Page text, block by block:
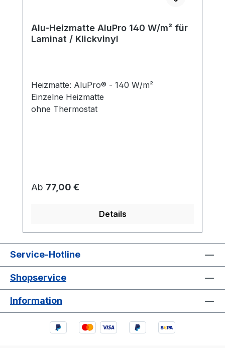
Alu-Heizmatte AluPro 140 W/m² für
Laminat / Klickvinyl
Heizmatte: AluPro® - 140 W/m²
Einzelne Heizmatte
ohne Thermostat
Regulärer Preis:
Ab 77,00 €
Details
Service-Hotline
Shopservice
Information